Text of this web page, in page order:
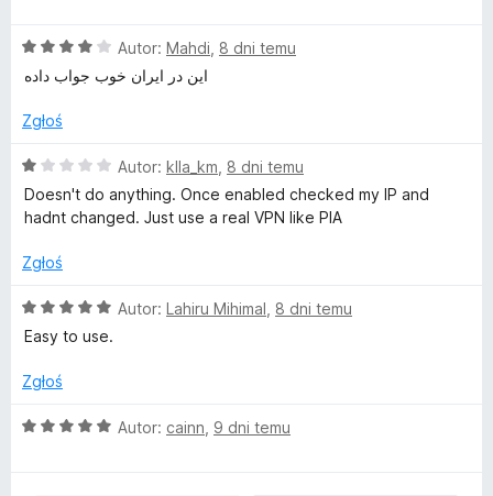
5
/
n
5
5
O
n
:
4
/
Autor: Mahdi 8 dni temu
این در ایران خوب جواب داده
Zgłoś
O
c
e
a
1
/
Autor: klla_km 8 dni temu
Doesn't do anything. Once enabled checked my IP and
hadnt changed. Just use a real VPN like PIA
Zgłoś
O
c
n
:
Autor: Lahiru Mihimal 8 dni temu
Easy to use.
Zgłoś
O
Autor: cainn 9 dni temu